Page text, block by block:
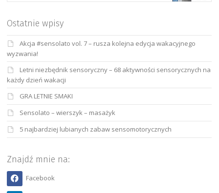
Ostatnie wpisy
Akcja #sensolato vol. 7 – rusza kolejna edycja wakacyjnego
wyzwania!
Letni niezbędnik sensoryczny – 68 aktywności sensorycznych na
każdy dzień wakacji
GRA LETNIE SMAKI
Sensolato – wierszyk – masażyk
5 najbardziej lubianych zabaw sensomotorycznych
Znajdź mnie na:
Facebook